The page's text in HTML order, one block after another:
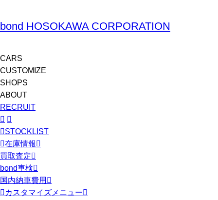
bond HOSOKAWA CORPORATION
CARS
CUSTOMIZE
SHOPS
ABOUT
RECRUIT
STOCKLIST
在庫情報
買取査定
bond車検
国内納車費用
カスタマイズメニュー